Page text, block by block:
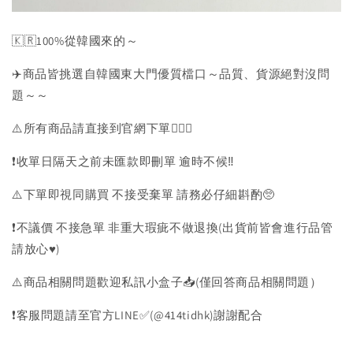
🇰🇷100%從韓國來的～
✈️商品皆挑選自韓國東大門優質檔口～品質、貨源絕對沒問
題～～
⚠️所有商品請直接到官網下單💁🏻‍♀️
❗️收單日隔天之前未匯款即刪單 逾時不候‼️
⚠️下單即視同購買 不接受棄單 請務必仔細斟酌🥺
❗️不議價 不接急單 非重大瑕疵不做退換(出貨前皆會進行品管
請放心♥️)
⚠️商品相關問題歡迎私訊小盒子📥(僅回答商品相關問題）
❗️客服問題請至官方LINE✅(@414tidhk)謝謝配合